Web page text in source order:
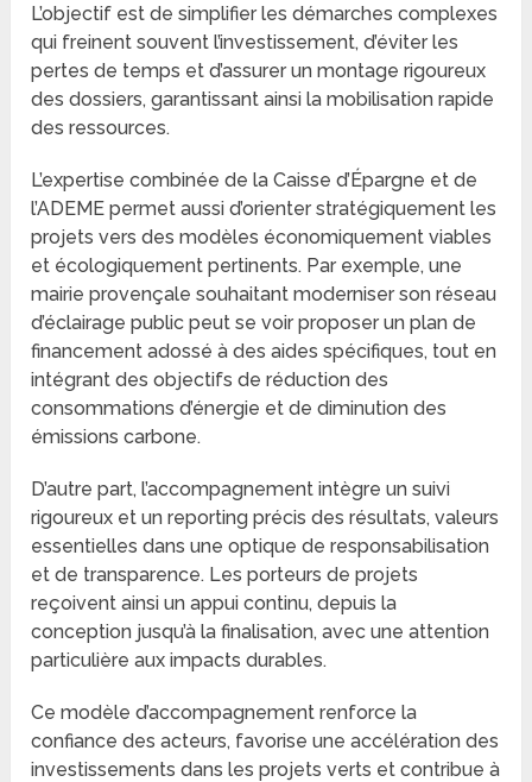
L’objectif est de simplifier les démarches complexes
qui freinent souvent l’investissement, d’éviter les
pertes de temps et d’assurer un montage rigoureux
des dossiers, garantissant ainsi la mobilisation rapide
des ressources.
L’expertise combinée de la Caisse d’Épargne et de
l’ADEME permet aussi d’orienter stratégiquement les
projets vers des modèles économiquement viables
et écologiquement pertinents. Par exemple, une
mairie provençale souhaitant moderniser son réseau
d’éclairage public peut se voir proposer un plan de
financement adossé à des aides spécifiques, tout en
intégrant des objectifs de réduction des
consommations d’énergie et de diminution des
émissions carbone.
D’autre part, l’accompagnement intègre un suivi
rigoureux et un reporting précis des résultats, valeurs
essentielles dans une optique de responsabilisation
et de transparence. Les porteurs de projets
reçoivent ainsi un appui continu, depuis la
conception jusqu’à la finalisation, avec une attention
particulière aux impacts durables.
Ce modèle d’accompagnement renforce la
confiance des acteurs, favorise une accélération des
investissements dans les projets verts et contribue à